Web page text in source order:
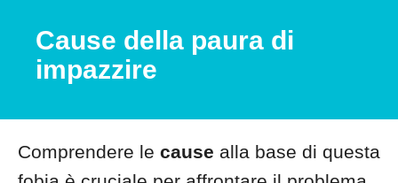
Cause della paura di
impazzire
Comprendere le cause alla base di questa